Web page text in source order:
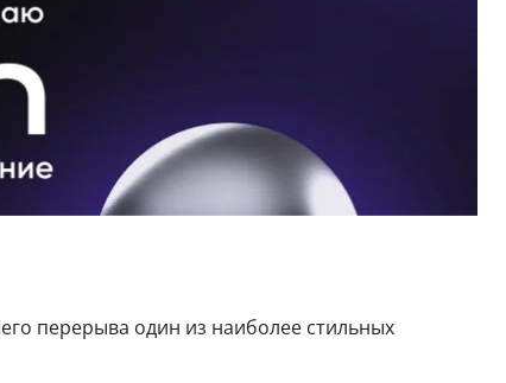
перерыва один из наиболее стильных